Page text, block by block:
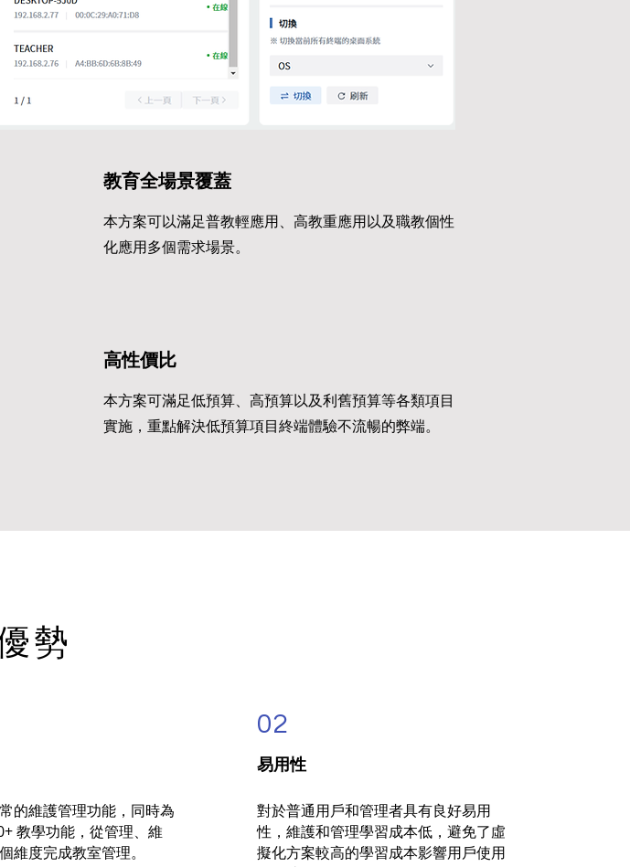
教育全場景覆蓋
本方案可以滿足普教輕應用、高教重應用以及職教個性
化應用多個需求場景。
高性價比
本方案可滿足低預算、高預算以及利舊預算等各類項目
實施，重點解決低預算項目終端體驗不流暢的弊端。
勢
的維護管理功能，同時為
教學功能，從管理、維
維度完成教室管理。​
02
易用性
對於普通用戶和管理者具有良好易用
性，維護和管理學習成本低，避免了虛
擬化方案較高的學習成本影響用戶使用